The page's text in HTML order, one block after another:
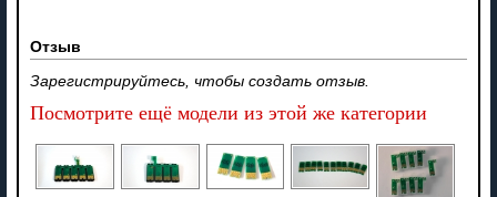
Отзыв
Зарегистрируйтесь, чтобы создать отзыв.
Посмотрите ещё модели из этой же категории